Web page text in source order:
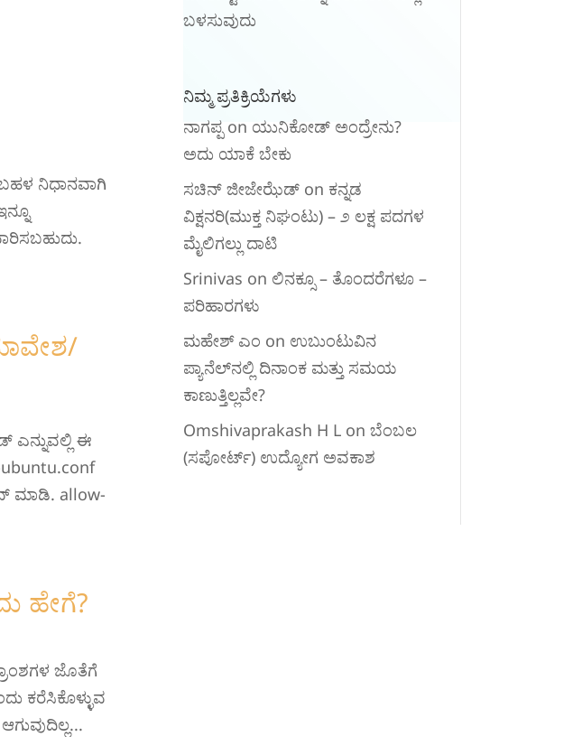
ನಿಧಾನವಾಗಿ
ಎನ್ನುವಲ್ಲಿ ಈ
ಮಾಡಿ. allow-
ಹೇಗೆ?
ಜೊತೆಗೆ
ಕರೆಸಿಕೊಳ್ಳುವ
ಬಳಸುವುದು
ನಿಮ್ಮ ಪ್ರತಿಕ್ರಿಯೆಗಳು
ನಾಗಪ್ಪon ಯುನಿಕೋಡ್ ಅಂದ್ರೇನು?
ಅದು ಯಾಕೆ ಬೇಕು
ಸಚಿನ್ ಜೀಜೇಝೆಡ್on ಕನ್ನಡ
ವಿಕ್ಷನರಿ‌(ಮುಕ್ತ ನಿಘಂಟು) – ೨ ಲಕ್ಷ ಪದಗಳ
ಮೈಲಿಗಲ್ಲು ದಾಟಿ
Srinivas on ಲಿನಕ್ಸೂ – ತೊಂದರೆಗಳೂ –
ಪರಿಹಾರಗಳು
ಮಹೇಶ್ ಎಂ on ಉಬುಂಟುವಿನ
ಪ್ಯಾನೆಲ್‌ನಲ್ಲಿ ದಿನಾಂಕ ಮತ್ತು ಸಮಯ
ಕಾಣುತ್ತಿಲ್ಲವೇ?
Omshivaprakash H Lon ಬೆಂಬಲ
(ಸಪೋರ್ಟ್) ಉದ್ಯೋಗ ಅವಕಾಶ